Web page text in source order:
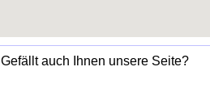
Gefällt auch Ihnen unsere Seite?